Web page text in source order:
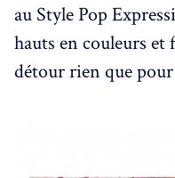
au Style Pop
hauts en couleurs et
détour rien que pour